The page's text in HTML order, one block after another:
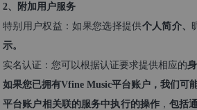
2、附加用户服务
特别用户权益：如果您选择提供个人简介、
示。
实名认证：您可以根据认证要求提供相应的
如果您已拥有Vfine Music平台账户，我们可
平台账户相关联的服务中执行的操作 ，包括